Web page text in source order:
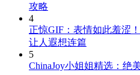
攻略
4
正惊GIF：表情如此羞涩
让人遐想连篇
5
ChinaJoy小姐姐精选：绝